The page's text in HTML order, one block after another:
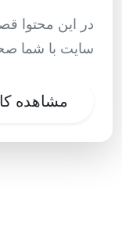
در این محتوا
سایت با شما
مشاهده